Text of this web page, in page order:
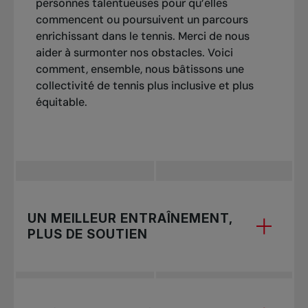
personnes talentueuses pour qu’elles
commencent ou poursuivent un parcours
enrichissant dans le tennis. Merci de nous
aider à surmonter nos obstacles. Voici
comment, ensemble, nous bâtissons une
collectivité de tennis plus inclusive et plus
équitable.
UN MEILLEUR ENTRAÎNEMENT,
PLUS DE SOUTIEN